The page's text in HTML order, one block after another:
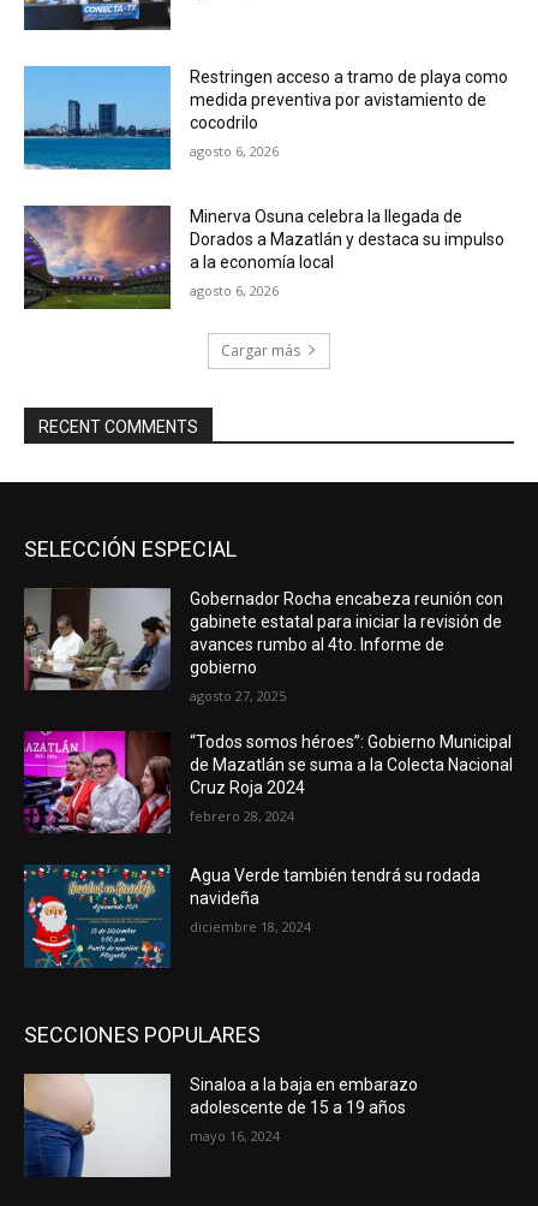
Restringen acceso a tramo de playa como
medida preventiva por avistamiento de
cocodrilo
agosto 6, 2026
Minerva Osuna celebra la llegada de
Dorados a Mazatlán y destaca su impulso
a la economía local
agosto 6, 2026
Cargar más
RECENT COMMENTS
SELECCIÓN ESPECIAL
Gobernador Rocha encabeza reunión con
gabinete estatal para iniciar la revisión de
avances rumbo al 4to. Informe de
gobierno
agosto 27, 2025
“Todos somos héroes”: Gobierno Municipal
de Mazatlán se suma a la Colecta Nacional
Cruz Roja 2024
febrero 28, 2024
Agua Verde también tendrá su rodada
navideña
diciembre 18, 2024
SECCIONES POPULARES
Sinaloa a la baja en embarazo
adolescente de 15 a 19 años
mayo 16, 2024